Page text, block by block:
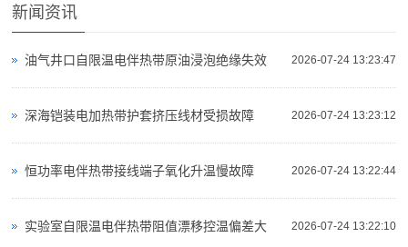
新闻资讯
2026-07-24 13:23:47
油气井口自限温电伴热带原油浸泡绝缘失效
2026-07-24 13:23:12
深海铠装电加热带护套挤压线材受损故障
2026-07-24 13:22:44
恒功率电伴热带接线端子氧化升温慢故障
2026-07-24 13:22:10
实验室自限温电伴热带阻值漂移控温偏差大